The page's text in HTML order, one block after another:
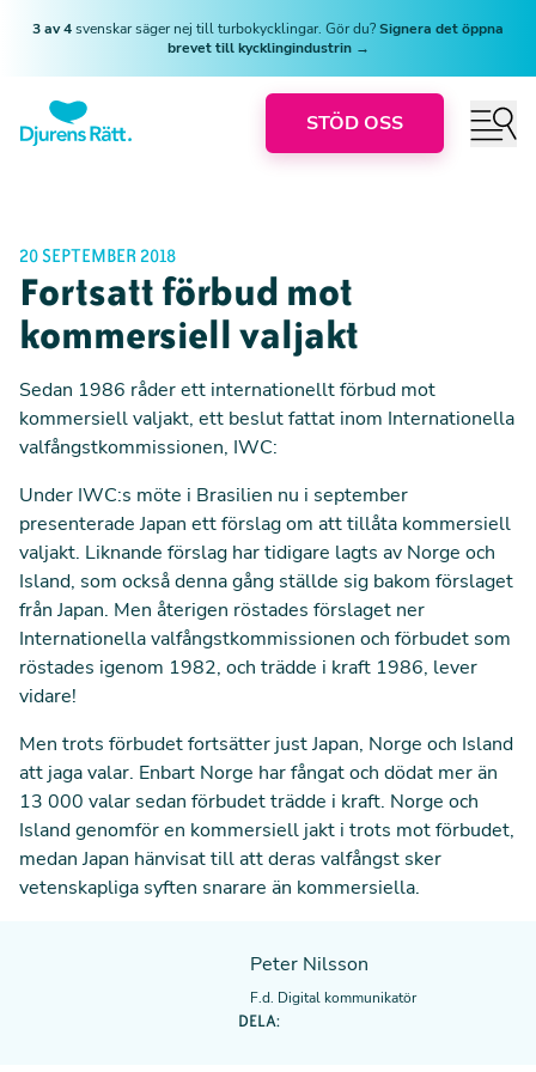
3 av 4svenskar säger nej till turbokycklingar. Gör du?Signera det öppna
brevet till kycklingindustrin →
STÖD OSS
20 SEPTEMBER 2018
Fortsatt förbud mot
kommersiell valjakt
Sedan 1986 råder ett internationellt förbud mot
kommersiell valjakt, ett beslut fattat inom Internationella
valfångstkommissionen, IWC:
Under IWC:s möte i Brasilien nu i september
presenterade Japan ett förslag om att tillåta kommersiell
valjakt. Liknande förslag har tidigare lagts av Norge och
Island, som också denna gång ställde sig bakom förslaget
från Japan. Men återigen röstades förslaget ner
Internationella valfångstkommissionen och förbudet som
röstades igenom 1982, och trädde i kraft 1986, lever
vidare!
Men trots förbudet fortsätter just Japan, Norge och Island
att jaga valar. Enbart Norge har fångat och dödat mer än
13 000 valar sedan förbudet trädde i kraft. Norge och
Island genomför en kommersiell jakt i trots mot förbudet,
medan Japan hänvisat till att deras valfångst sker
vetenskapliga syften snarare än kommersiella.
Peter Nilsson
F.d. Digital kommunikatör
DELA: